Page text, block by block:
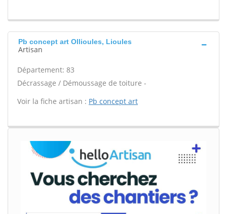
Pb concept art Ollioules, Lioules
Artisan
Département: 83
Décrassage / Démoussage de toiture -
Voir la fiche artisan : Pb concept art